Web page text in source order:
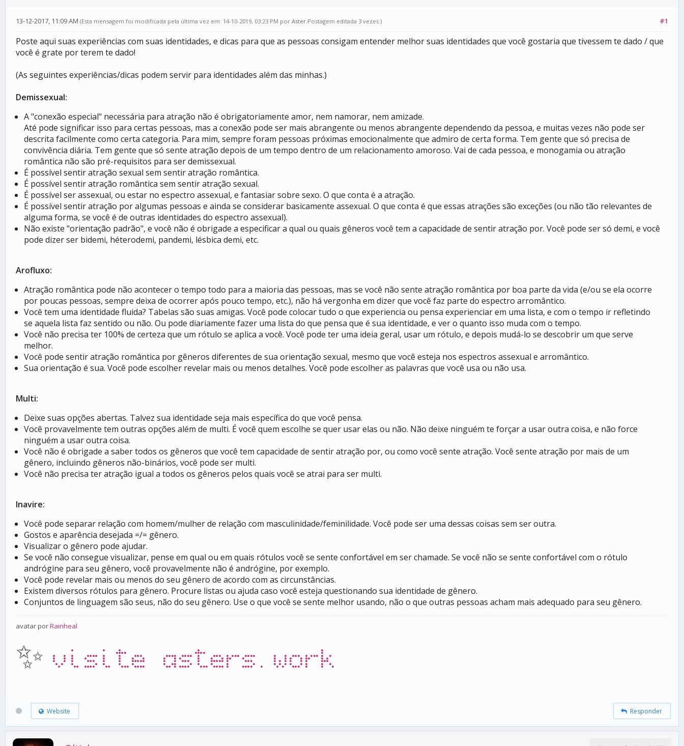
#1
13-12-2017, 11:09 AM (Esta mensagem foi modificada pela última vez em: 14-10-2019, 03:23 PM por Aster.Postagem editada 3 vezes.)
Poste aqui suas experiências com suas identidades, e dicas para que as pessoas consigam entender melhor suas identidades que você gostaria que tivessem te dado / que
você é grate por terem te dado!
(As seguintes experiências/dicas podem servir para identidades além das minhas.)
Demissexual:
A "conexão especial" necessária para atração não é obrigatoriamente amor, nem namorar, nem amizade.
Até pode significar isso para certas pessoas, mas a conexão pode ser mais abrangente ou menos abrangente dependendo da pessoa, e muitas vezes não pode ser
descrita facilmente como certa categoria. Para mim, sempre foram pessoas próximas emocionalmente que admiro de certa forma. Tem gente que só precisa de
convivência diária. Tem gente que só sente atração depois de um tempo dentro de um relacionamento amoroso. Vai de cada pessoa, e monogamia ou atração
romântica não são pré-requisitos para ser demissexual.
É possível sentir atração sexual sem sentir atração romântica.
É possível sentir atração romântica sem sentir atração sexual.
É possível ser assexual, ou estar no espectro assexual, e fantasiar sobre sexo. O que conta é a atração.
É possível sentir atração por algumas pessoas e ainda se considerar basicamente assexual. O que conta é que essas atrações são exceções (ou não tão relevantes de
alguma forma, se você é de outras identidades do espectro assexual).
Não existe "orientação padrão", e você não é obrigade a especificar a qual ou quais gêneros você tem a capacidade de sentir atração por. Você pode ser só demi, e você
pode dizer ser bidemi, héterodemi, pandemi, lésbica demi, etc.
Arofluxo:
Atração romântica pode não acontecer o tempo todo para a maioria das pessoas, mas se você não sente atração romântica por boa parte da vida (e/ou se ela ocorre
por poucas pessoas, sempre deixa de ocorrer após pouco tempo, etc.), não há vergonha em dizer que você faz parte do espectro arromântico.
Você tem uma identidade fluida? Tabelas são suas amigas. Você pode colocar tudo o que experiencia ou pensa experienciar em uma lista, e com o tempo ir refletindo
se aquela lista faz sentido ou não. Ou pode diariamente fazer uma lista do que pensa que é sua identidade, e ver o quanto isso muda com o tempo.
Você não precisa ter 100% de certeza que um rótulo se aplica a você. Você pode ter uma ideia geral, usar um rótulo, e depois mudá-lo se descobrir um que serve
melhor.
Você pode sentir atração romântica por gêneros diferentes de sua orientação sexual, mesmo que você esteja nos espectros assexual e arromântico.
Sua orientação é sua. Você pode escolher revelar mais ou menos detalhes. Você pode escolher as palavras que você usa ou não usa.
Multi:
Deixe suas opções abertas. Talvez sua identidade seja mais específica do que você pensa.
Você provavelmente tem outras opções além de multi. É você quem escolhe se quer usar elas ou não. Não deixe ninguém te forçar a usar outra coisa, e não force
ninguém a usar outra coisa.
Você não é obrigade a saber todos os gêneros que você tem capacidade de sentir atração por, ou como você sente atração. Você sente atração por mais de um
gênero, incluindo gêneros não-binários, você pode ser multi.
Você não precisa ter atração igual a todos os gêneros pelos quais você se atrai para ser multi.
Inavire:
Você pode separar relação com homem/mulher de relação com masculinidade/feminilidade. Você pode ser uma dessas coisas sem ser outra.
Gostos e aparência desejada =/= gênero.
Visualizar o gênero pode ajudar.
Se você não consegue visualizar, pense em qual ou em quais rótulos você se sente confortável em ser chamade. Se você não se sente confortável com o rótulo
andrógine para seu gênero, você provavelmente não é andrógine, por exemplo.
Você pode revelar mais ou menos do seu gênero de acordo com as circunstâncias.
Existem diversos rótulos para gênero. Procure listas ou ajuda caso você esteja questionando sua identidade de gênero.
Conjuntos de linguagem são seus, não do seu gênero. Use o que você se sente melhor usando, não o que outras pessoas acham mais adequado para seu gênero.
avatar porRainheal
✨ visite asters.work
Website Responder